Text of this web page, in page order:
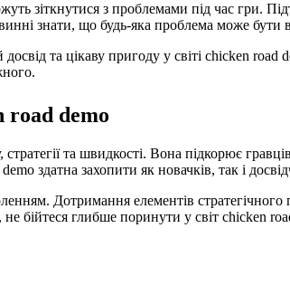
зіткнутися з проблемами під час гри.
знати, що будь-яка проблема може бути
та цікаву пригоду у світі chicken
road demo
та швидкості. Вона підкорює
здатна захопити як новачків, так і
Дотримання елементів
бійтеся глибше поринути у світ chicken